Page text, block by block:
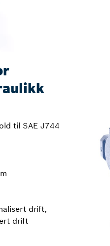
til SAE J744
drift,
drift